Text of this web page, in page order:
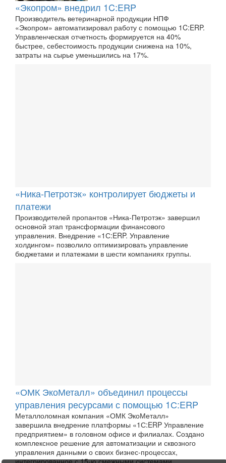
«Экопром» внедрил 1C:ERP
Производитель ветеринарной продукции НПФ
«Экопром» автоматизировал работу с помощью 1C:ERP.
Управленческая отчетность формируется на 40%
быстрее, себестоимость продукции снижена на 10%,
затраты на сырье уменьшились на 17%.
«Ника-Петротэк» контролирует бюджеты и
платежи
Производителей пропантов «Ника-Петротэк» завершил
основной этап трансформации финансового
управления. Внедрение «1С:ERP. Управление
холдингом» позволило оптимизировать управление
бюджетами и платежами в шести компаниях группы.
«ОМК ЭкоМеталл» объединил процессы
управления ресурсами с помощью 1С:ERP
Металлоломная компания «ОМК ЭкоМеталл»
завершила внедрение платформы «1С:ERP Управление
предприятием» в головном офисе и филиалах. Создано
комплексное решение для автоматизации и сквозного
управления данными о своих бизнес-процессах,
интегрированное с 15-ю смежными системами